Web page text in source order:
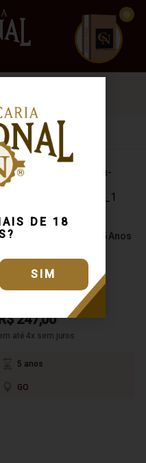
DE 18
SIM
www.cachacarianacional.com.br
CUIDADO FRÁGIL
Caialua Extra
Single Barrel 5 Anos
247,00
até 4x sem juros
5 anos
GO